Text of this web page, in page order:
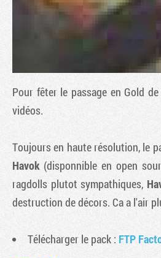
Pour fêter le passage en Gold de
vidéos.
Toujours en haute résolution, le
Havok(disponnible en open
ragdolls plutot sympathiques,
destruction de décors. Ca a l'air
Télécharger le pack : FTP